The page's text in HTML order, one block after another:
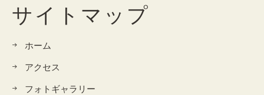
サイトマップ
ホーム
アクセス
フォトギャラリー